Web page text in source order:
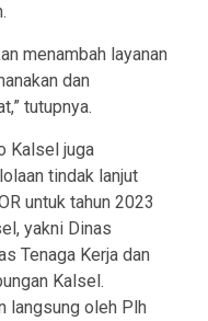
menambah layanan
dan
tutupnya.
Kalsel juga
tindak lanjut
untuk tahun 2023
yakni Dinas
Tenaga Kerja dan
Kalsel.
langsung oleh Plh